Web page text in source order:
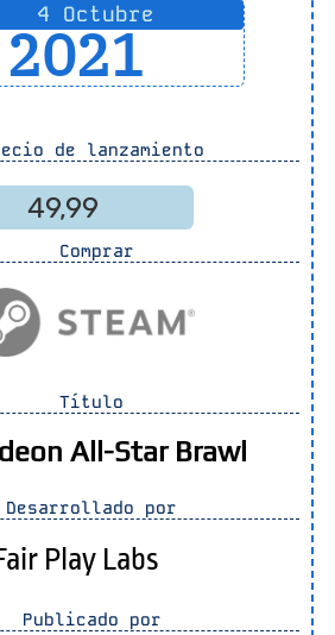
4 Octubre
2021
de lanzamiento
49,99
Comprar
Título
All-Star Brawl
Desarrollado por
Play Labs
Publicado por